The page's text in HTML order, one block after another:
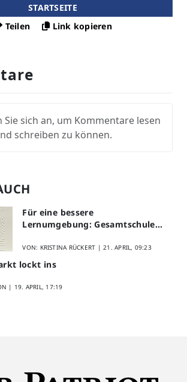
STARTSEITE
Teilen
Link kopieren
Sie sich an, um Kommentare lesen
schreiben zu können.
Für eine bessere
Lernumgebung: Gesamtschule
Schülerfeedback
VON: KRISTINA RÜCKERT |21. APRIL, 09:23
lockt ins
| 19. APRIL, 17:19